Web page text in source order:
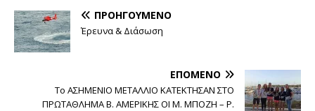
ΠΡΟΗΓΟΎΜΕΝΟ
Έρευνα & Διάσωση
ΕΠΌΜΕΝΟ
Το ΑΣΗΜΕΝΙΟ ΜΕΤΑΛΛΙΟ ΚΑΤΕΚΤΗΣΑΝ ΣΤΟ
ΠΡΩΤΑΘΛΗΜΑ Β. ΑΜΕΡΙΚΗΣ ΟΙ Μ. ΜΠΟΖΗ – Ρ.